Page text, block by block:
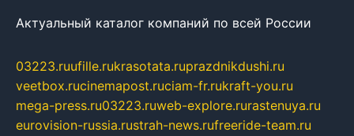
Актуальный каталог компаний по всей России
03223.ruufille.rukrasotata.ruprazdnikdushi.ru
veetbox.rucinemapost.ruciam-fr.rukraft-you.ru
mega-press.ru03223.ruweb-explore.rurastenuya.ru
eurovision-russia.rustrah-news.rufreeride-team.ru